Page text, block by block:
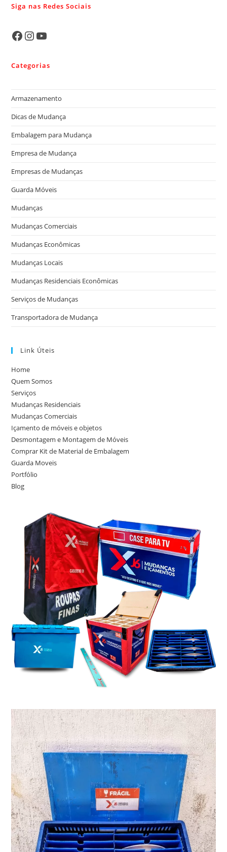
Siga nas Redes Sociais
Categorias
Armazenamento
Dicas de Mudança
Embalagem para Mudança
Empresa de Mudança
Empresas de Mudanças
Guarda Móveis
Mudanças
Mudanças Comerciais
Mudanças Econômicas
Mudanças Locais
Mudanças Residenciais Econômicas
Serviços de Mudanças
Transportadora de Mudança
Link Úteis
Home
Quem Somos
Serviços
Mudanças Residenciais
Mudanças Comerciais
Içamento de móveis e objetos
Desmontagem e Montagem de Móveis
Comprar Kit de Material de Embalagem
Guarda Moveis
Portfólio
Blog